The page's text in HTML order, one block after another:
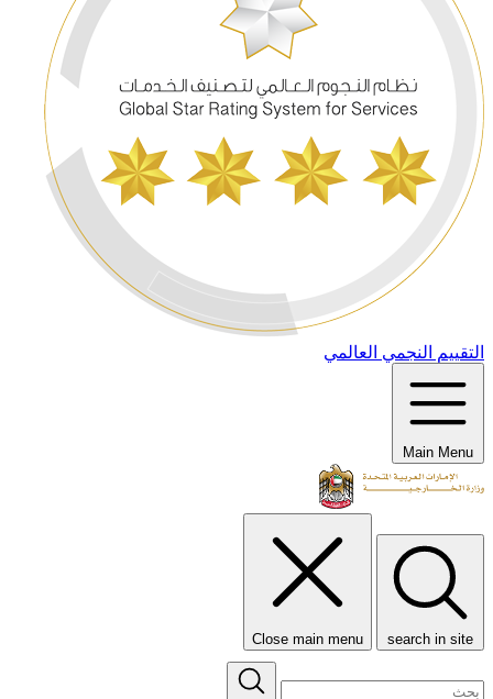
التقييم النجمي العالمي
Main Menu
search in site
Close main menu